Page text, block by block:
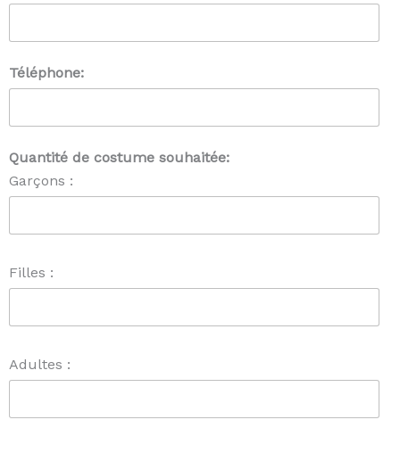
Téléphone:
Quantité de costume souhaitée:
Garçons :
Filles :
Adultes :